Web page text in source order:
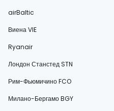
airBaltic
Виена VIE
Ryanair
Лондон Станстед STN
Рим-Фьюмичино FCO
Милано-Бергамо BGY